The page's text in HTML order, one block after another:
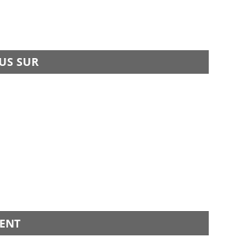
SUR